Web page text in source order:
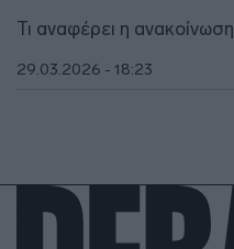
Τι αναφέρει η ανακοίνωση
29.03.2026 - 18:23